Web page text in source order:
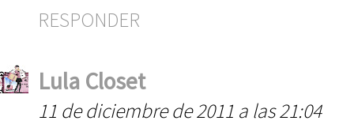
RESPONDER
Lula Closet
11 de diciembre de 2011 a las 21:04